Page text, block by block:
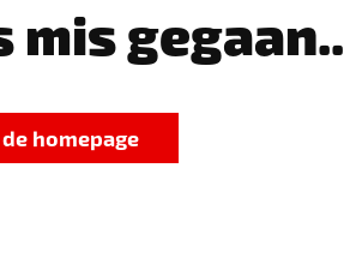
mis gegaan..
homepage